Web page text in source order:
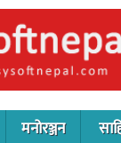
मनोरञ्जन